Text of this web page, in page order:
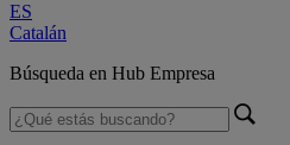
ES
Catalán
Búsqueda en Hub Empresa